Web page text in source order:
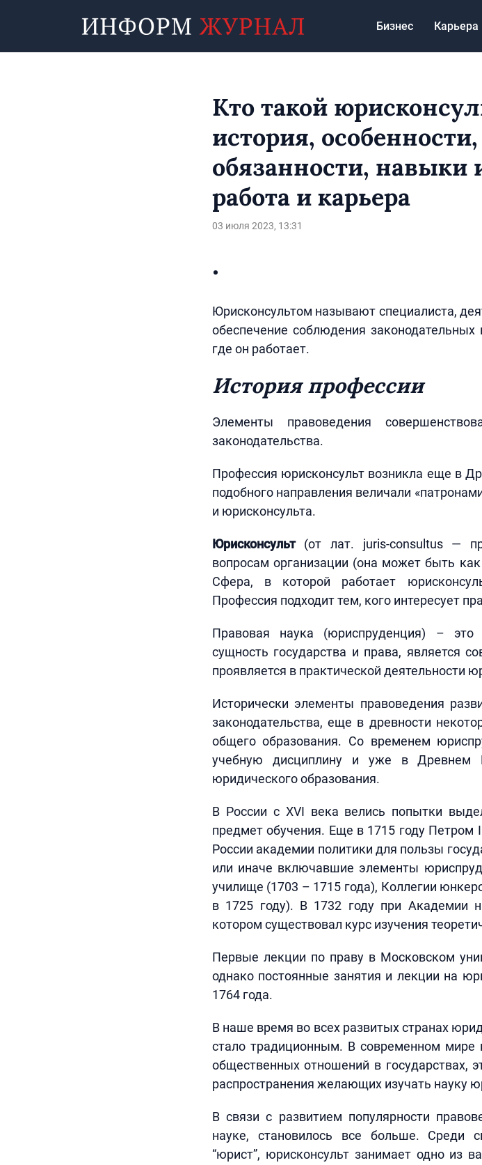
Бизнес Карьера
Кто такой
история, особенности,
обязанности, навыки
работа и карьера
03 июля 2023, 13:31
Юрисконсультом называют специалиста,
обеспечение соблюдения
где он работает.
История профессии
Элементы правоведения
законодательства.
Профессия юрисконсульт возникла еще в
подобного направления величали
и юрисконсульта.
Юрисконсульт(от лат. juris-consultus —
вопросам организации (она может быть
Сфера, в которой работает
Профессия подходит тем, кого интересует
Правовая наука (юриспруденция) – это
сущность государства и права, является
проявляется в практической деятельности
Исторически элементы правоведения
законодательства, еще в древности
общего образования. Со временем
учебную дисциплину и уже в Древнем
юридического образования.
В России с XVI века велись попытки
предмет обучения. Еще в 1715 году Петром
России академии политики для пользы
или иначе включавшие элементы
училище (1703 – 1715 года), Коллегии
в 1725 году). В 1732 году при Академии
котором существовал курс изучения
Первые лекции по праву в Московском
однако постоянные занятия и лекции на
1764 года.
В наше время во всех развитых странах
стало традиционным. В современном мире
общественных отношений в государствах,
распространения желающих изучать науку
В связи с развитием популярности
науке, становилось все больше. Среди
“юрист”, юрисконсульт занимает одно из